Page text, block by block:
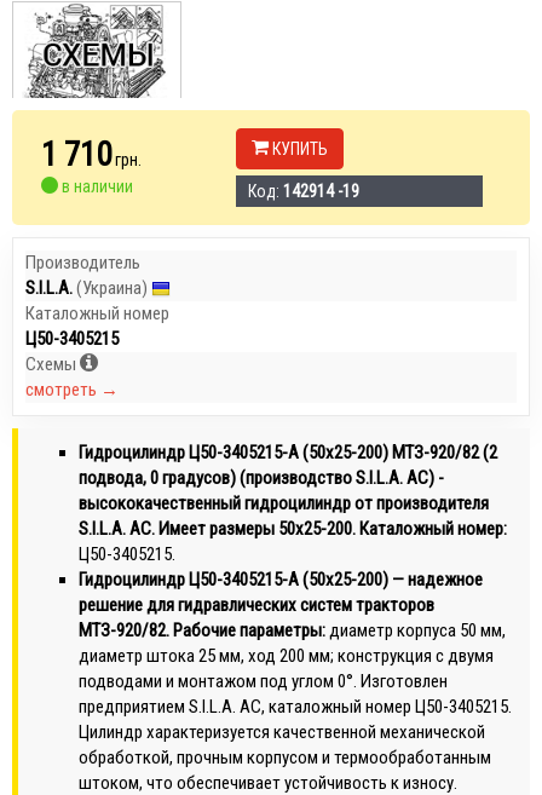
1 710грн.
в наличии
КУПИТЬ
Код: 142914 -19
Производитель
S.I.L.A.(Украина)
Каталожный номер
Ц50-3405215
Схемы
смотреть →
Гидроцилиндр Ц50-3405215-А (50х25-200) МТЗ-920/82 (2
подвода, 0 градусов) (производство S.I.L.A. AC) -
высококачественный гидроцилиндр от производителя
S.I.L.A. AC. Имеет размеры 50х25-200. Каталожный номер:
Ц50-3405215.
Гидроцилиндр Ц50-3405215-А (50х25-200) — надежное
решение для гидравлических систем тракторов
МТЗ-920/82. Рабочие параметры: диаметр корпуса 50 мм,
диаметр штока 25 мм, ход 200 мм; конструкция с двумя
подводами и монтажом под углом 0°. Изготовлен
предприятием S.I.L.A. AC, каталожный номер Ц50-3405215.
Цилиндр характеризуется качественной механической
обработкой, прочным корпусом и термообработанным
штоком, что обеспечивает устойчивость к износу.